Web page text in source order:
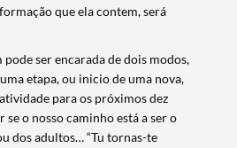
que ela contem, será
pode ser encarada de dois modos,
etapa, ou inicio de uma nova,
para os próximos dez
se o nosso caminho está a ser o
dos adultos… “Tu tornas-te